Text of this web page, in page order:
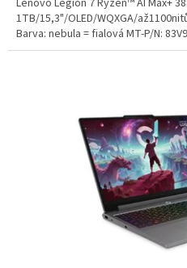
Lenovo Legion 7 Ryzen™ AI Max+
1TB/15,3"/OLED/WQXGA/
Barva: nebula = fialová MT-P/N: